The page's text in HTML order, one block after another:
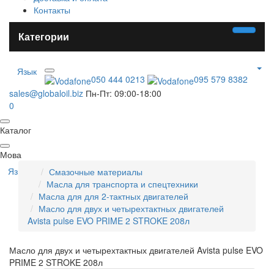
Контакты
Категории
Язык
050 444 0213
095 579 8382
sales@globaloil.biz Пн-Пт: 09:00-18:00
0
Каталог
Мова
Язык
Смазочные материалы
Масла для транспорта и спецтехники
Масла для для 2-тактных двигателей
Масло для двух и четырехтактных двигателей
Avista pulse EVO PRIME 2 STROKE 208л
Масло для двух и четырехтактных двигателей Avista pulse EVO
PRIME 2 STROKE 208л